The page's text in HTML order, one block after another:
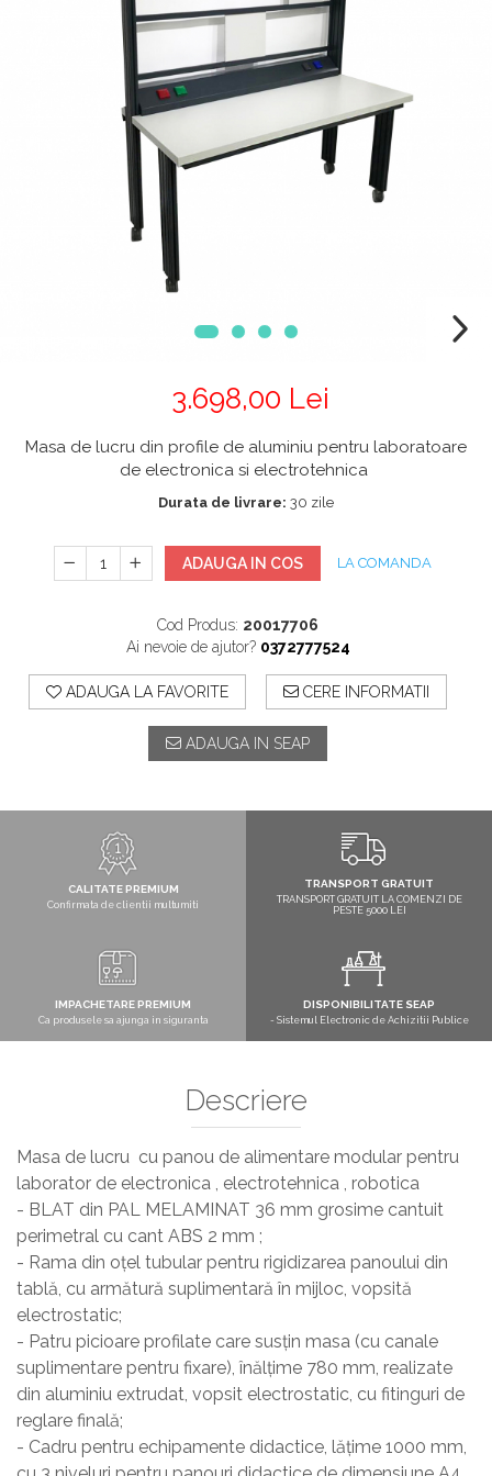
Mobilier medical
Uscatoare de sticlarie
Ventilatie / Exhaustare
Dulapuri De Laborator/Corpuri
Dulapuri de reactivi
Dulapuri under-bench mobile
Mobilier Pentru Autolaborator
3.698,00 Lei
Masa de lucru din profile de aluminiu pentru laboratoare
de electronica si electrotehnica
Durata de livrare: 30 zile
ADAUGA IN COS LA COMANDA
Cod Produs: 20017706
Ai nevoie de ajutor? 0372777524
ADAUGA LA FAVORITE CERE INFORMATII
ADAUGA IN SEAP
CALITATE PREMIUM
Confirmata de clientii multumiti
TRANSPORT GRATUIT
TRANSPORT GRATUIT LA COMENZI DE
PESTE 5000 LEI
IMPACHETARE PREMIUM
Ca produsele sa ajunga in siguranta
DISPONIBILITATE SEAP
- Sistemul Electronic de Achizitii Publice
Descriere
Masa de lucru cu panou de alimentare modular pentru
laborator de electronica , electrotehnica , robotica
- BLAT din PAL MELAMINAT 36 mm grosime cantuit
perimetral cu cant ABS 2 mm ;
- Rama din oțel tubular pentru rigidizarea panoului din
tablă, cu armătură suplimentară în mijloc, vopsită
electrostatic;
- Patru picioare profilate care susțin masa (cu canale
suplimentare pentru fixare), înălțime 780 mm, realizate
din aluminiu extrudat, vopsit electrostatic, cu fitinguri de
reglare finală;
- Cadru pentru echipamente didactice, lățime 1000 mm,